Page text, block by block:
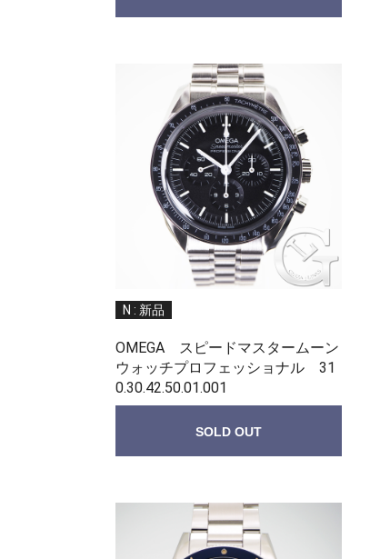
N : 新品
OMEGA スピードマスタームーン
ウォッチプロフェッショナル 31
0.30.42.50.01.001
SOLD OUT